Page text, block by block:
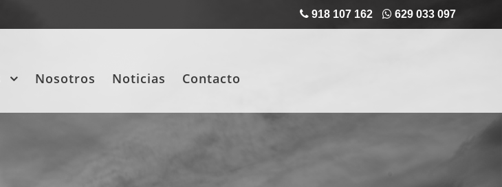
918 107 162 629 033 097
Nosotros Noticias Contacto